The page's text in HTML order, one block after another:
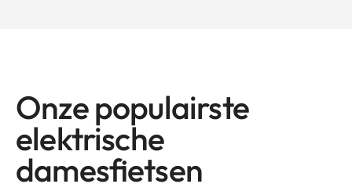
Onze populairste
elektrische
damesfietsen